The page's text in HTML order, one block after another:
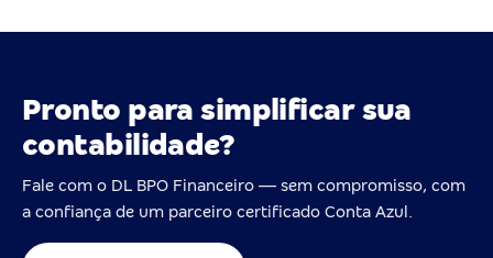
Pronto para simplificar sua
contabilidade?
Fale com o DL BPO Financeiro — sem compromisso, com
a confiança de um parceiro certificado Conta Azul.